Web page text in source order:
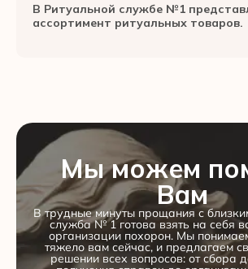
В Ритуальной службе №1
ассортимент ритуальных товаров.
Мы можем
Вам
В трудные минуты прощания с
служба № 1 готова взять на себя
организации похорон. Мы
тяжело вам сейчас, и предлагаем
решении всех вопросов: от сбора